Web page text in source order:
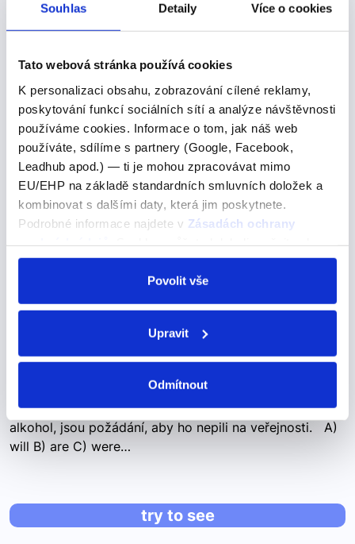
Souhlas Detaily Více o cookies
Tato webová stránka používá cookies
K personalizaci obsahu, zobrazování cílené reklamy,
poskytování funkcí sociálních sítí a analýze návštěvnosti
používáme cookies. Informace o tom, jak náš web
používáte, sdílíme s partnery (Google, Facebook,
Leadhub apod.) — ti je mohou zpracovávat mimo
EU/EHP na základě standardních smluvních doložek a
kombinovat s dalšími daty, která jim poskytnete.
Podrobné informace najdete v Zásadách ochrany
odvolat v nastavení cookies, případně se obrátit na
Povolit vše
Upravit
Odmítnout
you meet people
you meet people
Pojďme se podívat na správné řešení
When you meet people from the island, you
immediately notice they do not speak the same way as
the rest of the people in the USA. Když se setkáte s
lidmi z ostrova, okamžitě si všimnete, že nemluví…
they are asked
Pojďme se podívat na správné řešení
If visitors bring their own alcohol, they are asked not to
drink it in public.Pokud si návštěvníci přinesou vlastní
alkohol, jsou požádání, aby ho nepili na veřejnosti. A)
will B) are C) were…
try to see